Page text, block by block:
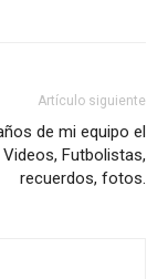
Artículo siguiente
de mi equipo el
Futbolistas,
recuerdos, fotos.